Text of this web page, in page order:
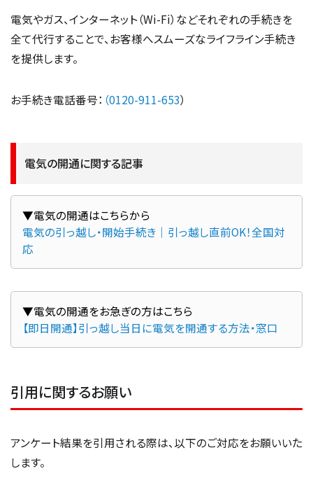
電気やガス、インターネット（Wi-Fi）などそれぞれの手続きを
全て代行することで、お客様へスムーズなライフライン手続き
を提供します。
お手続き電話番号： （0120-911-653）
電気の開通に関する記事
電気の引っ越し・開始手続き｜引っ越し直前OK！全国対
応
【即日開通】引っ越し当日に電気を開通する方法・窓口
引用に関するお願い
アンケート結果を引用される際は、以下のご対応をお願いいた
します。